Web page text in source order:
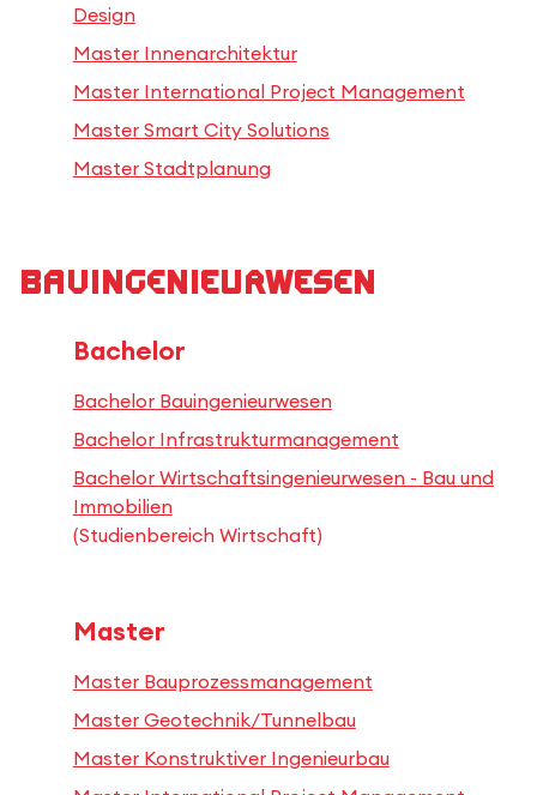
Design
Master Innenarchitektur
Master International Project Management
Master Smart City Solutions
Master Stadtplanung
Bauingenieurwesen
Bachelor
Bachelor Bauingenieurwesen
Bachelor Infrastrukturmanagement
Bachelor Wirtschaftsingenieurwesen - Bau und
Immobilien
(Studienbereich Wirtschaft)
Master
Master Bauprozessmanagement
Master Geotechnik/Tunnelbau
Master Konstruktiver Ingenieurbau